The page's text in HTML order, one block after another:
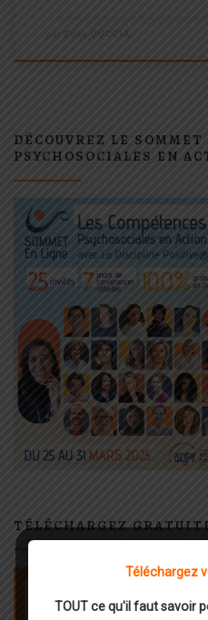
par Edna GUCCIA
DÉCOUVREZ LE
PSYCHOSOCIALES EN
TÉLÉCHARGEZ
Téléchargez
TOUT ce qu'il faut savoir